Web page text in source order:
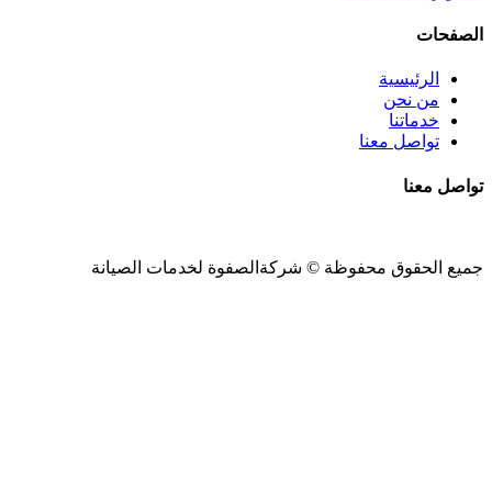
الصفحات
الرئيسية
من نحن
خدماتنا
تواصل معنا
تواصل معنا
جميع الحقوق محفوظة © شركةالصفوة لخدمات الصيانة